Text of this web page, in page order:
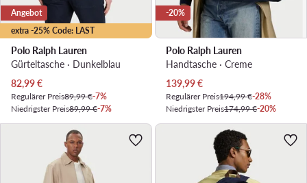
extra -25% Code: LAST
Angebot
Polo Ralph Lauren
Gürteltasche · Dunkelblau
Aktueller Preis
82,99€
Regulärer Preis89,99 €-7%
Niedrigster Preis89,99 €-7%
-20%
Polo Ralph Lauren
Handtasche · Creme
Aktueller Preis
139,99€
Regulärer Preis194,99 €-28%
Niedrigster Preis174,99 €-20%